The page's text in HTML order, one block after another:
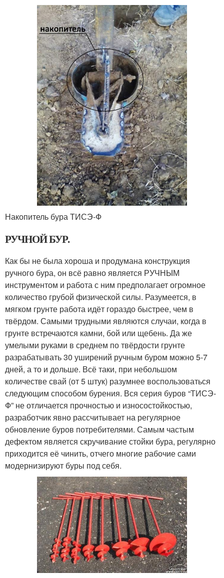
Накопитель бура ТИСЭ-Ф
РУЧНОЙ БУР.
Как бы не была хороша и продумана конструкция
ручного бура, он всё равно является РУЧНЫМ
инструментом и работа с ним предполагает огромное
количество грубой физической силы. Разумеется, в
мягком грунте работа идёт гораздо быстрее, чем в
твёрдом. Самыми трудными являются случаи, когда в
грунте встречаются камни, бой или щебень. Да же
умелыми руками в среднем по твёрдости грунте
разрабатывать 30 уширений ручным буром можно 5-7
дней, а то и дольше. Всё таки, при небольшом
количестве свай (от 5 штук) разумнее воспользоваться
следующим способом бурения. Вся серия буров “ТИСЭ-
Ф” не отличается прочностью и износостойкостью,
разработчик явно рассчитывает на регулярное
обновление буров потребителями. Самым частым
дефектом является скручивание стойки бура, регулярно
приходится её чинить, отчего многие рабочие сами
модернизируют буры под себя.